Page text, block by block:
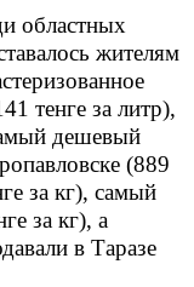
областных
жителям
тенге за литр),
дешевый
(889
за кг), самый
за кг), а
в Таразе